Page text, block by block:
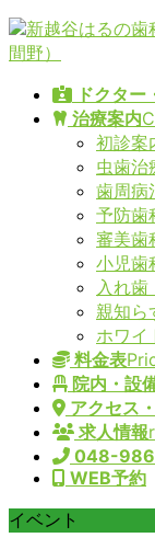
コ
ン
ナ
ビ
ドクター
治療案内
初診案
虫歯治
歯周病
予防歯
審美歯
小児歯
入れ歯
親知ら
ホワイ
料金表
院内・設
アクセス
求人情報
048-
WEB予約
イベント